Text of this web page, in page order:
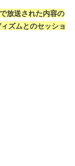
放送された内容の
ズムとのセッショ